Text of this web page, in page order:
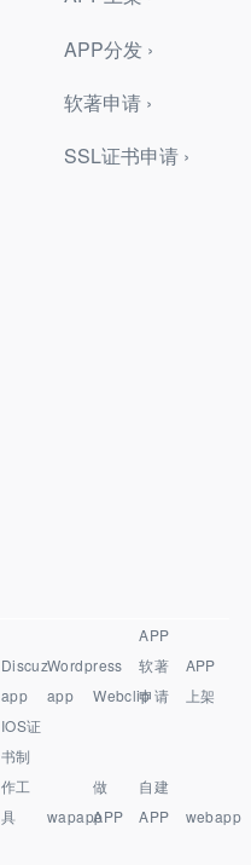
APP分发 ›
软著申请 ›
SSL证书申请 ›
Discuz
app
Wordpress
app
Webclip
APP
软著
申请
APP
上架
IOS证
书制
作工
具
wapapp
做
APP
自建
APP
webapp